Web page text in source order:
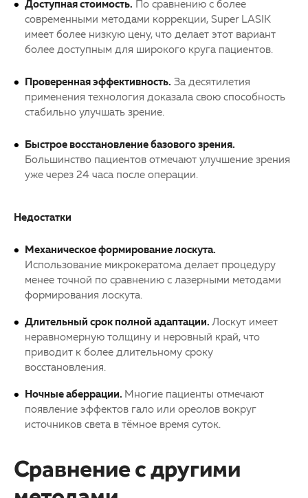
Доступная стоимость. По сравнению с более
современными методами коррекции, Super LASIK
имеет более низкую цену, что делает этот вариант
более доступным для широкого круга пациентов.
Проверенная эффективность. За десятилетия
применения технология доказала свою способность
стабильно улучшать зрение.
Быстрое восстановление базового зрения.
Большинство пациентов отмечают улучшение зрения
уже через 24 часа после операции.
Недостатки
Механическое формирование лоскута.
Использование микрокератома делает процедуру
менее точной по сравнению с лазерными методами
формирования лоскута.
Длительный срок полной адаптации. Лоскут имеет
неравномерную толщину и неровный край, что
приводит к более длительному сроку
восстановления.
Ночные аберрации. Многие пациенты отмечают
появление эффектов гало или ореолов вокруг
источников света в тёмное время суток.
Сравнение с другими